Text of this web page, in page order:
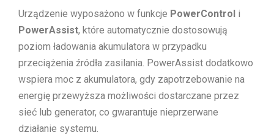
Urządzenie wyposażono w funkcje PowerControl i
PowerAssist, które automatycznie dostosowują
poziom ładowania akumulatora w przypadku
przeciążenia źródła zasilania. PowerAssist dodatkowo
wspiera moc z akumulatora, gdy zapotrzebowanie na
energię przewyższa możliwości dostarczane przez
sieć lub generator, co gwarantuje nieprzerwane
działanie systemu.